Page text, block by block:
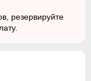
резервируйте